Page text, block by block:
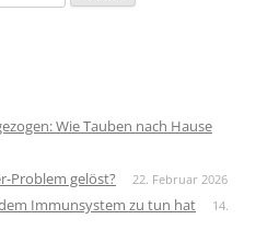
Wie Tauben nach Hause
Problem gelöst? 22. Februar 2026
Immunsystem zu tun hat
14.